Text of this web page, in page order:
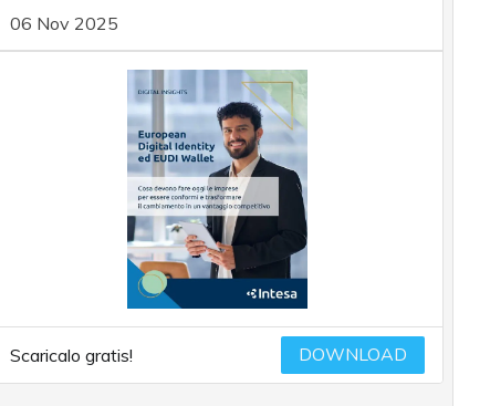
06 Nov 2025
Scaricalo gratis! DOWNLOAD